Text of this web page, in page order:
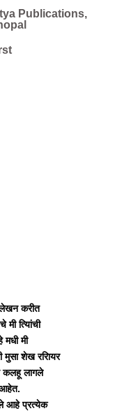
Publications,
करीत
त्यािंची
मी
मुसा शेख ररिायर
कलहू लागले
आहेत.
आहे प्रत्येक